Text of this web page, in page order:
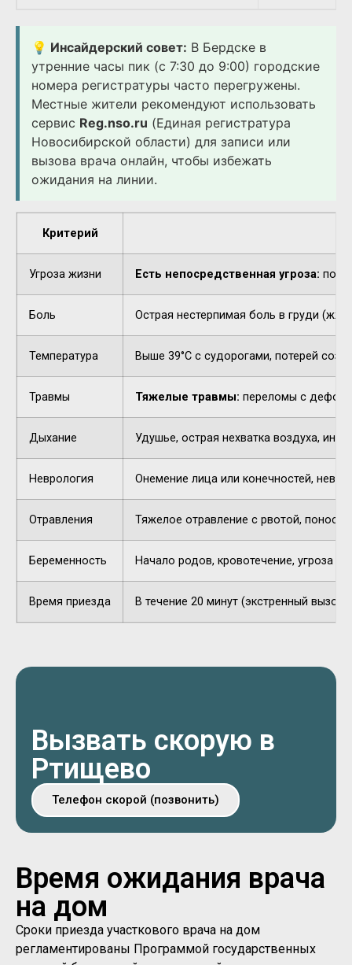
💡 Инсайдерский совет: В Бердске в
утренние часы пик (с 7:30 до 9:00) городские
номера регистратуры часто перегружены.
Местные жители рекомендуют использовать
сервис Reg.nso.ru (Единая регистратура
Новосибирской области) для записи или
вызова врача онлайн, чтобы избежать
ожидания на линии.
Критерий
Угроза жизни Есть непосредственная угроза:
Боль Острая нестерпимая боль в груди
Температура Выше 39°C с судорогами, потерей
Травмы Тяжелые травмы: переломы с
Дыхание Удушье, острая нехватка воздуха,
Неврология Онемение лица или конечностей,
Отравления Тяжелое отравление с рвотой,
Беременность Начало родов, кровотечение, угроза
Время приезда В течение 20 минут (экстренный вызов).
Вызвать скорую в
Ртищево
Телефон скорой (позвонить)
Время ожидания врача
на дом
Сроки приезда участкового врача на дом
регламентированы Программой государственных